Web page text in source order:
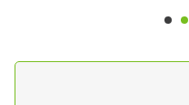
facilitar a
Sugestao de